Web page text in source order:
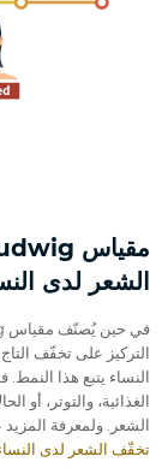
الشعر لدى
التركيز على تخفّف
النساء يتبع هذا
الغذائية، والتوتر،
الشعر. ولمعرفة
تخفّف الشعر لدى